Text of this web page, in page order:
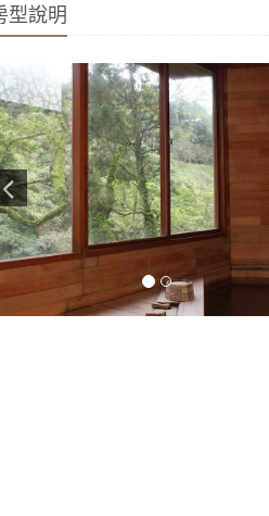
型說明